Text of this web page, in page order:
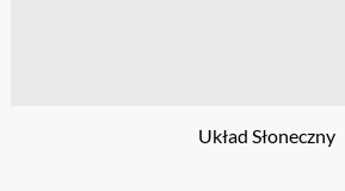
Układ Słoneczny